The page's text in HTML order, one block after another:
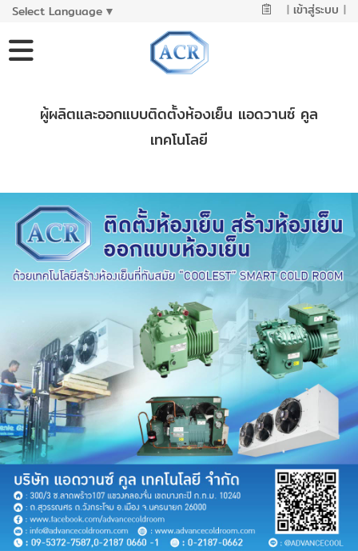
Select Language ▼ | เข้าสู่ระบบ |
ผู้ผลิตและออกแบบติดตั้งห้องเย็น แอดวานซ์ คูล
เทคโนโลยี